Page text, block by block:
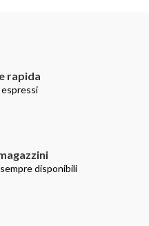
rapida
disponibili